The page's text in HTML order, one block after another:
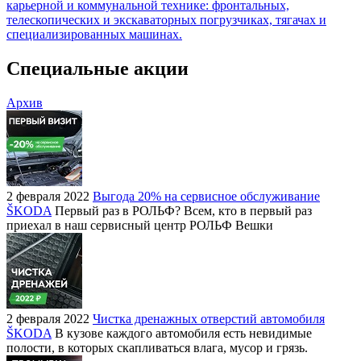
карьерной и коммунальной технике: фронтальных,
телескопических и экскаваторных погрузчиках, тягачах и
специализированных машинах.
Специальные акции
Архив
2 февраля 2022 Выгода 20% на сервисное обслуживание
ŠKODA Первый раз в РОЛЬФ? Всем, кто в первый раз
приехал в наш сервисный центр РОЛЬФ Вешки
2 февраля 2022 Чистка дренажных отверстий автомобиля
ŠKODA В кузове каждого автомобиля есть невидимые
полости, в которых скапливаться влага, мусор и грязь.